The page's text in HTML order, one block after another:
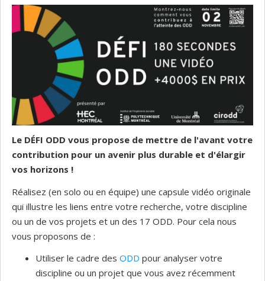
Le DÉFI ODD vous propose de mettre de l'avant votre
contribution pour un avenir plus durable et d'élargir
vos horizons !
Réalisez (en solo ou en équipe) une capsule vidéo originale
qui illustre les liens entre votre recherche, votre discipline
ou un de vos projets et un des 17 ODD. Pour cela nous
vous proposons de :
Utiliser le cadre des ODD pour analyser votre
discipline ou un projet que vous avez récemment